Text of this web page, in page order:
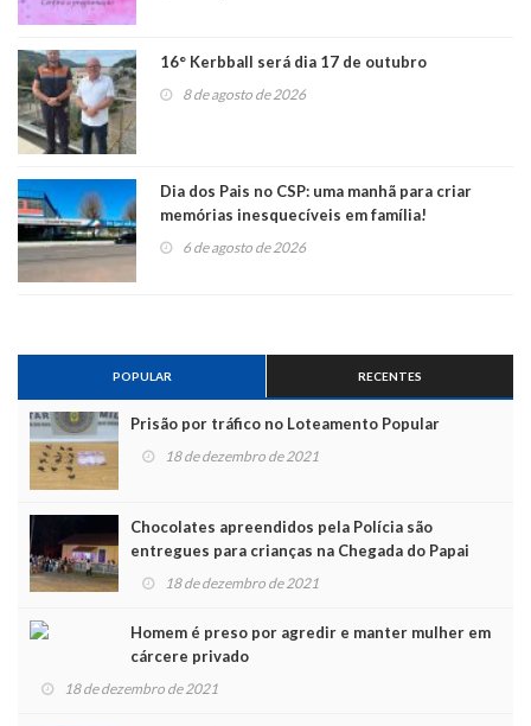
16° Kerbball será dia 17 de outubro
8 de agosto de 2026
Dia dos Pais no CSP: uma manhã para criar
memórias inesquecíveis em família!
6 de agosto de 2026
POPULAR RECENTES
Prisão por tráfico no Loteamento Popular
18 de dezembro de 2021
Chocolates apreendidos pela Polícia são
entregues para crianças na Chegada do Papai
Noel
18 de dezembro de 2021
Homem é preso por agredir e manter mulher em
cárcere privado
18 de dezembro de 2021